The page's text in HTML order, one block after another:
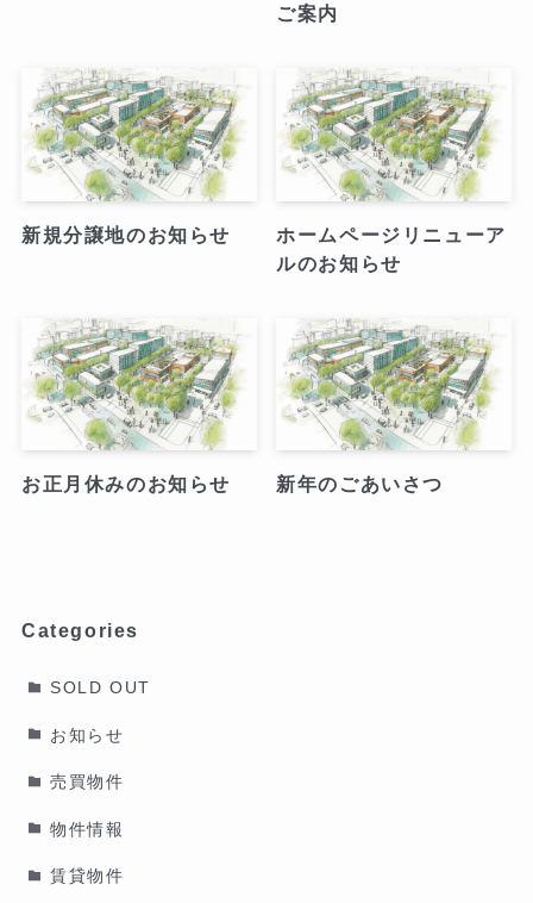
ご案内
新規分譲地のお知らせ
ホームページリニューア
ルのお知らせ
お正月休みのお知らせ 新年のごあいさつ
Categories
SOLD OUT
お知らせ
売買物件
物件情報
賃貸物件